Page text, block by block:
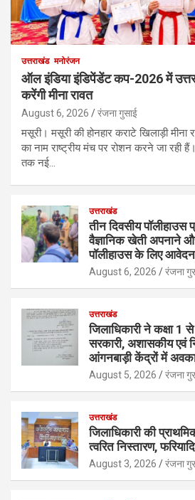
उत्तराखंड मनोरंजन
ऑल इंडिया इंडिपेंडेंट कप-2026 में
करेंगी मीना रावत
August 6, 2026 रंजना गुसाई
मसूरी। मसूरी की होनहार कराटे खिलाड़ी मीना
का नाम राष्ट्रीय मंच पर रोशन करने जा रही
तक नई…
उत्तराखंड
तीन दिवसीय पॉलीहाउस
वैज्ञानिक खेती अपनाने
पॉलीहाउस के लिए
August 6, 2026 रंजना
उत्तराखंड
जिलाधिकारी ने कक्षा
सरकारी, अशासकीय एवं
आंगनबाड़ी केंद्रों में
August 5, 2026 रंजना
उत्तराखंड
जिलाधिकारी की
त्वरित निस्तारण,
August 3, 2026 रंजना